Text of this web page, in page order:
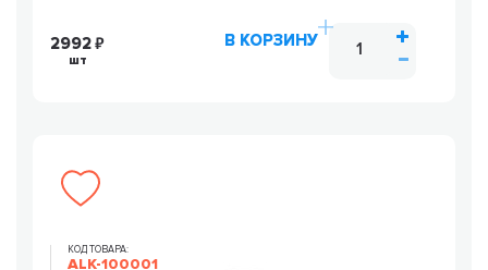
2992
шт
В КОРЗИНУ
КОД ТОВАРА:
ALK-100001